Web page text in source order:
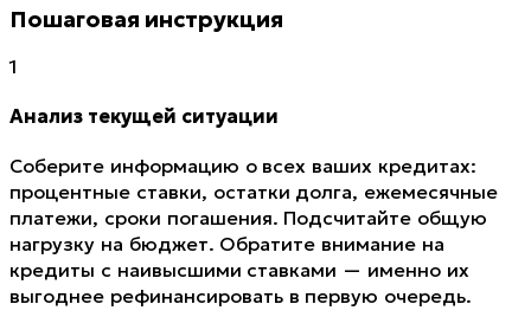
Пошаговая инструкция
1
Анализ текущей ситуации
Соберите информацию о всех ваших кредитах:
процентные ставки, остатки долга, ежемесячные
платежи, сроки погашения. Подсчитайте общую
нагрузку на бюджет. Обратите внимание на
кредиты с наивысшими ставками — именно их
выгоднее рефинансировать в первую очередь.